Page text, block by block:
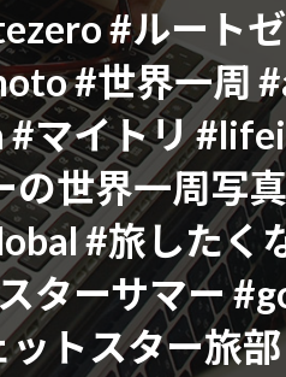
#ルート
#世界一周
マイトリ
世界一周写
#旅したく
ターサマー
ットスター旅部